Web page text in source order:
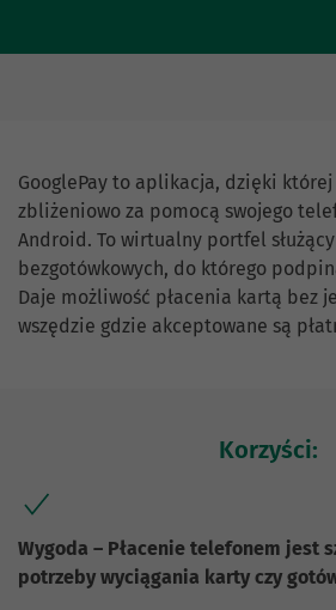
GooglePay to aplikacja, dzięki której
zbliżeniowo za pomocą swojego
Android. To wirtualny portfel
bezgotówkowych, do którego
Daje możliwość płacenia kartą bez
wszędzie gdzie akceptowane są
Korzyści:
Wygoda – Płacenie telefonem jest
potrzeby wyciągania karty czy